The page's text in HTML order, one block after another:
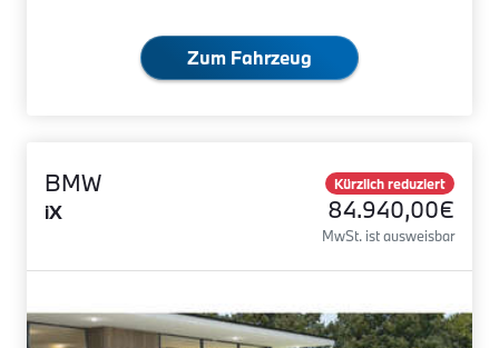
Zum Fahrzeug
BMW
iX
Kürzlich reduziert
84.940,00€
MwSt. ist ausweisbar